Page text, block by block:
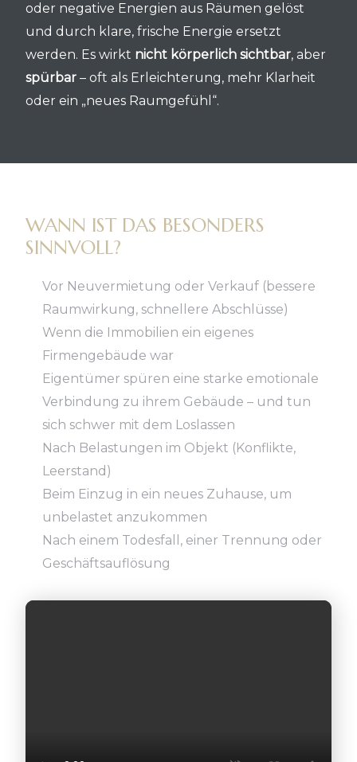
oder negative Energien aus Räumen gelöst
und durch klare, frische Energie ersetzt
werden. Es wirkt nicht körperlich sichtbar, aber
spürbar – oft als Erleichterung, mehr Klarheit
oder ein „neues Raumgefühl“.
WANN IST DAS BESONDERS
SINNVOLL?
Vor Neuvermietung oder Verkauf (bessere
Raumwirkung, schnellere Abschlüsse)
Wenn die Immobilien ein eigenes
Firmengebäude war
Eigentümer spüren eine starke emotionale
Verbindung zu ihrem Gebäude – und tun
sich schwer mit dem Loslassen
Nach Belastungen im Objekt (Konflikte,
Leerstand)
Beim Einzug in ein neues Zuhause, um
unbelastet anzukommen
Nach einem Todesfall, einer Trennung oder
Geschäftsauflösung